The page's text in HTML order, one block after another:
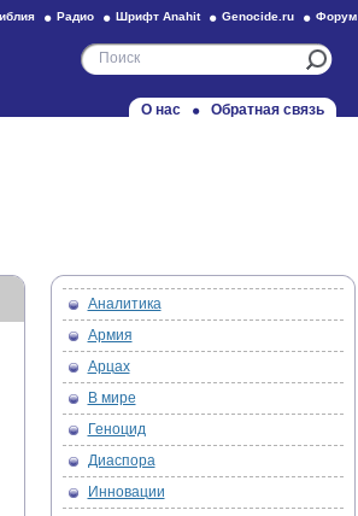
Радио Шрифт Anahit Genocide.ru Форум
О нас Обратная связь
Аналитика
Армия
Арцах
В мире
Геноцид
Диаспора
Инновации